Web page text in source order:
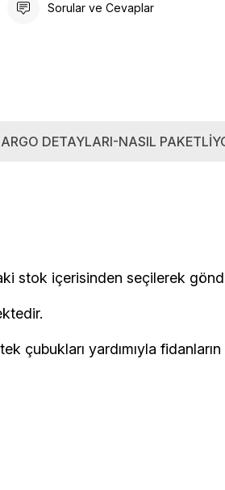
Sorular ve Cevaplar
DETAYLARI-NASIL
stok içerisinden
yardımıyla